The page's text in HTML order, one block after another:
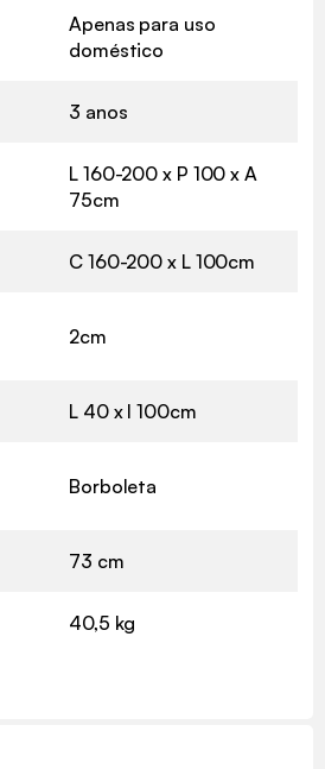
Apenas para uso
doméstico
3 anos
L 160-200 x P 100 x A
75cm
C 160-200 x L 100cm
2cm
L 40 x l 100cm
Borboleta
73 cm
40,5 kg